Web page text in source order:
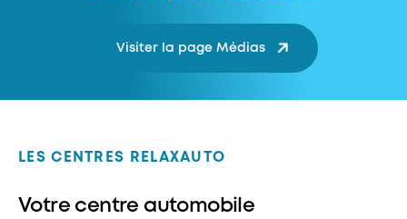
Visiter la page Médias
LES CENTRES RELAXAUTO
Votre centre automobile